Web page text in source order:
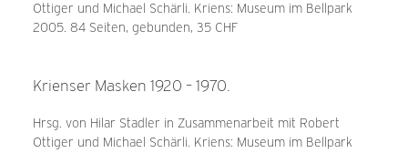
Ottiger und Michael Schärli. Kriens: Museum im Bellpark
2005. 84 Seiten, gebunden, 35 CHF
Krienser Masken 1920 – 1970.
Hrsg. von Hilar Stadler in Zusammenarbeit mit Robert
Ottiger und Michael Schärli. Kriens: Museum im Bellpark